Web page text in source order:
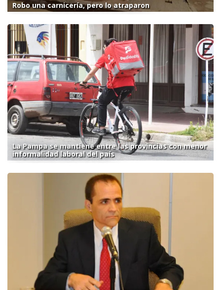
Robo una carnicería, pero lo atraparon
La Pampa se mantiene entre las provincias con menor
informalidad laboral del país